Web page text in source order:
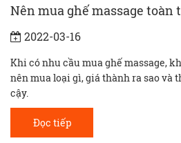
Nên mua ghế massage toàn
2022-03-16
Khi có nhu cầu mua ghế massage,
nên mua loại gì, giá thành ra sao và
cậy.
Đọc tiếp